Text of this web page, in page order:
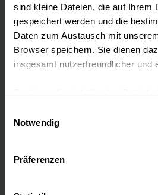
sind kleine Dateien, die auf Ihrem
gespeichert werden und die
Daten zum Austausch mit
Browser speichern. Sie dienen
insgesamt nutzerfreundlicher und
eingesetzt werden.
Es steht Ihnen frei, unsere Seite
Cookies zu benutzen, eine
oder durch Auswahl von „Alle
Notwendig
Präferenzen
Glykoproteinsynthese des
durch Sympathikolytika"
1977 - 1978 |